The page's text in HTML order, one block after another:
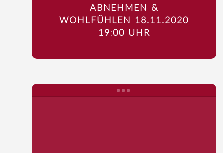
ABNEHMEN &
WOHLFÜHLEN 18.11.2020
19:00 UHR